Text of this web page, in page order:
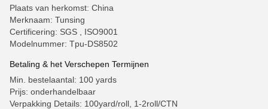
Plaats van herkomst: China
Merknaam: Tunsing
Certificering: SGS , ISO9001
Modelnummer: Tpu-DS8502
Betaling & het Verschepen Termijnen
Min. bestelaantal: 100 yards
Prijs: onderhandelbaar
Verpakking Details: 100yard/roll, 1-2roll/CTN